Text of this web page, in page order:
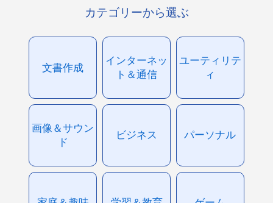
カテゴリーから選ぶ
文書作成
インターネッ
ト＆通信
ユーティリテ
ィ
画像＆サウン
ド
ビジネス パーソナル